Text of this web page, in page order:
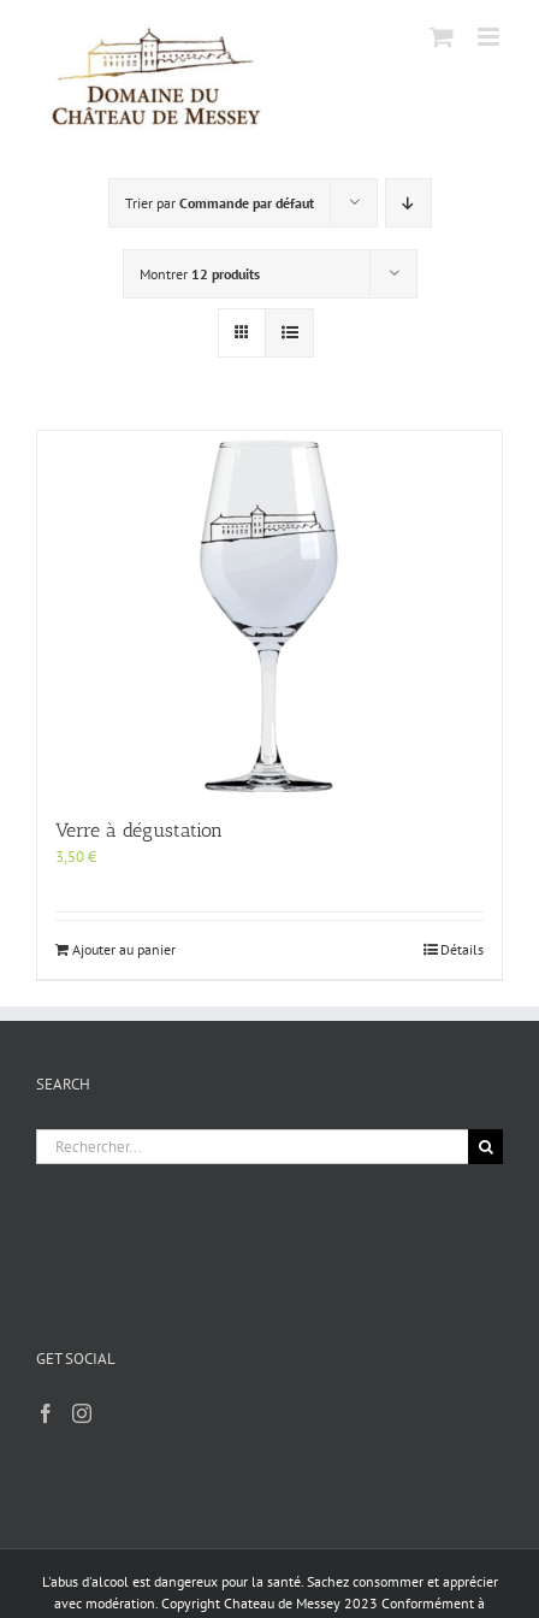
Trier par Commande par défaut
Montrer 12 produits
Verre à dégustation
3,50€
Ajouter au panier Détails
SEARCH
Rechercher:
GET SOCIAL
L'abus d'alcool est dangereux pour la santé. Sachez consommer et apprécier
avec modération. Copyright Chateau de Messey 2023 Conformément à